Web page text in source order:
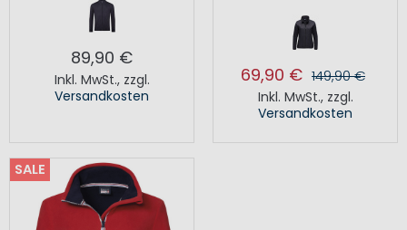
89,90 €
Inkl. MwSt., zzgl.
Versandkosten
69,90 € 149,90 €
Inkl. MwSt., zzgl.
Versandkosten
SALE